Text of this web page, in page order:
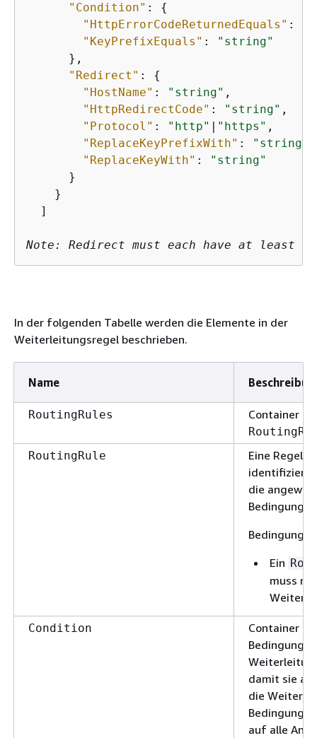
"Condition" : {
"HttpErrorCodeReturnedEquals" :
"KeyPrefixEquals" :
"string"
      },
"Redirect" : {
"HostName" : "string" ,
"HttpRedirectCode" : "string" ,
"Protocol" : "http" | "https" ,
"ReplaceKeyPrefixWith" : "string"
"ReplaceKeyWith" :
"string"
      }
    }
  ]
Note: Redirect must each have at least
In der folgenden Tabelle werden die Elemente in der
Weiterleitungsregel beschrieben.
Name
RoutingRules Container
RoutingRule
Eine Regel,
identifiziert,
die
Bedingung
Bedingung:
Ein
muss
Condition
Container
Bedingung,
damit sie
die
Bedingung
auf alle